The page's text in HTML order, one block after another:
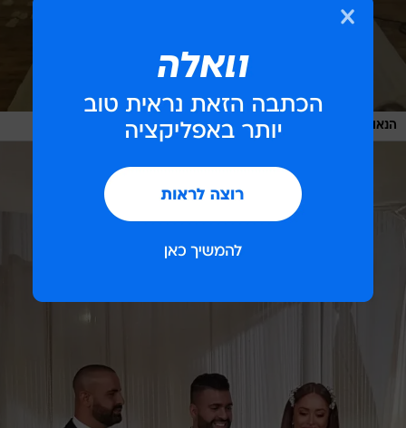
הנאום הארוך ביקום. בר זוהר בחופה / תמונות גולשים